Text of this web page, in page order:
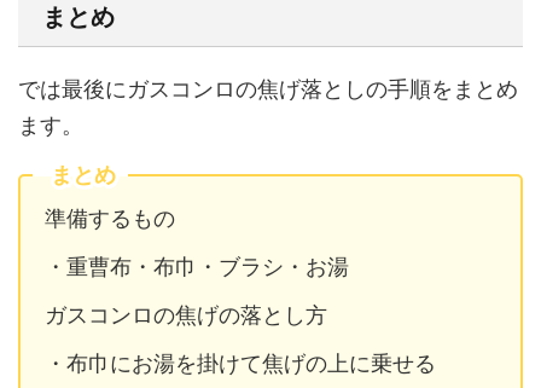
まとめ
では最後にガスコンロの焦げ落としの手順をまとめ
ます。
まとめ
準備するもの
・重曹布・布巾・ブラシ・お湯
ガスコンロの焦げの落とし方
・布巾にお湯を掛けて焦げの上に乗せる